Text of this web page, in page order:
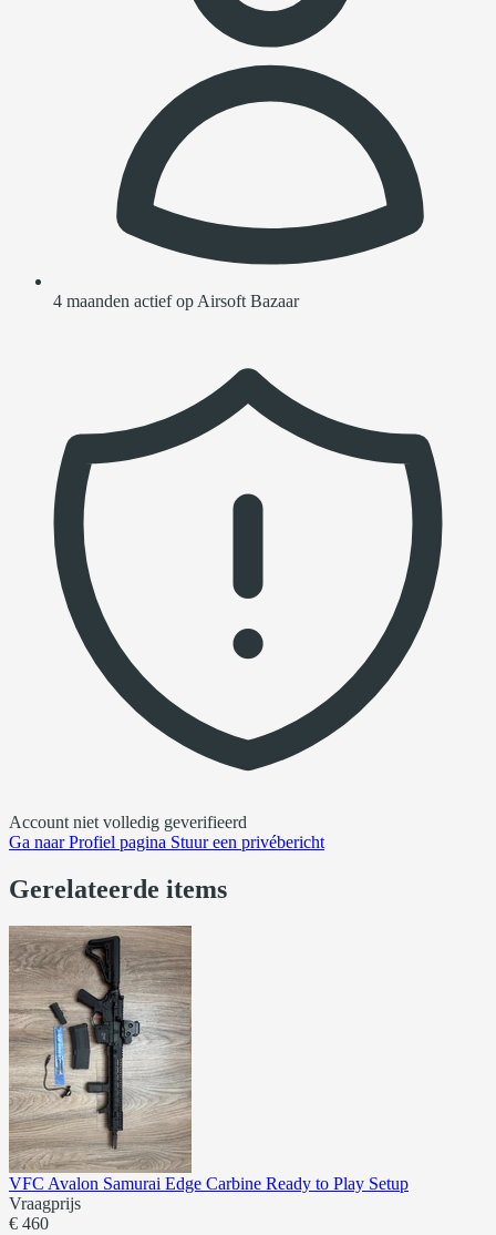
4 maanden actief op Airsoft Bazaar
Account niet volledig geverifieerd
Ga naarProfiel pagina Stuur een privébericht
Gerelateerde items
VFC Avalon Samurai Edge Carbine Ready to Play Setup
Vraagprijs
€ 460